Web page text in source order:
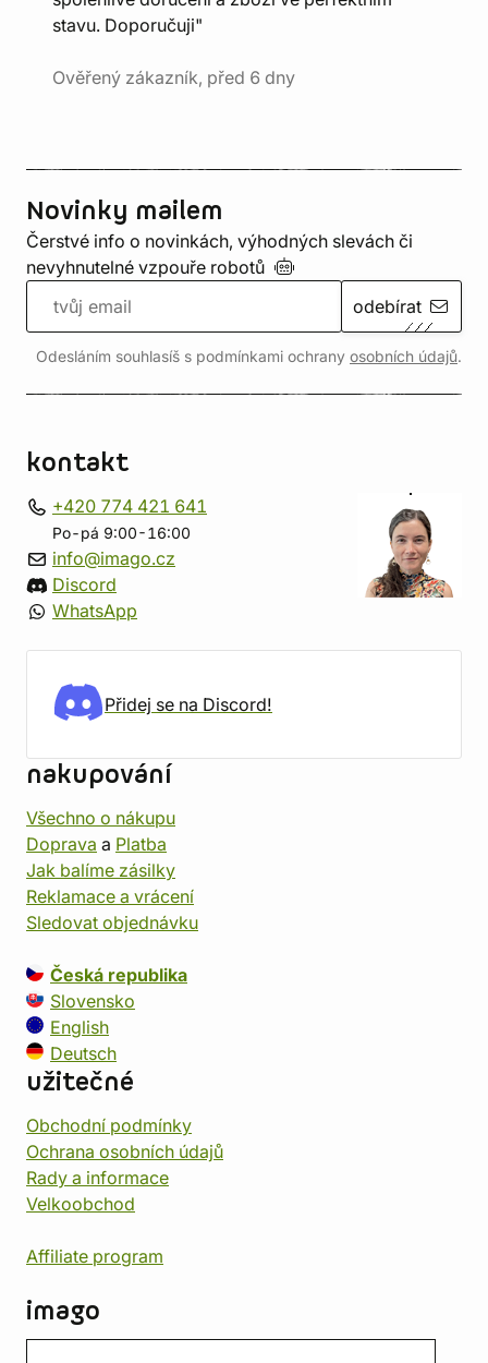
stavu. Doporučuji"
Ověřený zákazník, před 6 dny
Novinky mailem
Čerstvé info o novinkách, výhodných slevách či
nevyhnutelné vzpouře robotů
odebírat
Odesláním souhlasíš s podmínkami ochrany osobních údajů.
kontakt
+420 774 421 641
Po-pá 9:00-16:00
info@imago.cz
Discord
WhatsApp
Přidej se na Discord!
nakupování
Všechno o nákupu
Doprava a Platba
Jak balíme zásilky
Reklamace a vrácení
Sledovat objednávku
Česká republika
Slovensko
English
Deutsch
užitečné
Obchodní podmínky
Ochrana osobních údajů
Rady a informace
Velkoobchod
Affiliate program
imago